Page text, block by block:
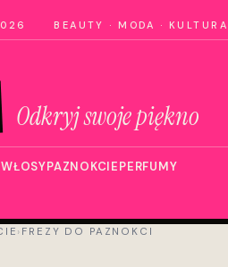
BEAUTY · MODA · KULTURA
Odkryj swoje piękno
WŁOSYPAZNOKCIEPERFUMY
› FREZY DO PAZNOKCI